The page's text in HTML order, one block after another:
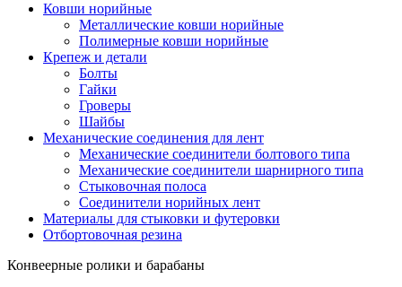
Ковши норийные
Металлические ковши норийные
Полимерные ковши норийные
Крепеж и детали
Болты
Гайки
Гроверы
Шайбы
Механические соединения для лент
Механические соединители болтового типа
Механические соединители шарнирного типа
Стыковочная полоса
Соединители норийных лент
Материалы для стыковки и футеровки
Отбортовочная резина
Конвеерные ролики и барабаны